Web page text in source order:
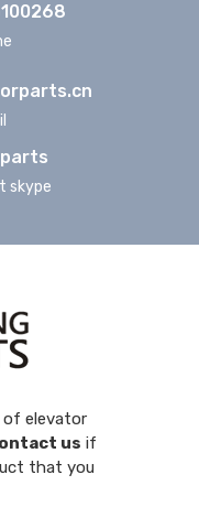
skype
of elevator
us if
that you